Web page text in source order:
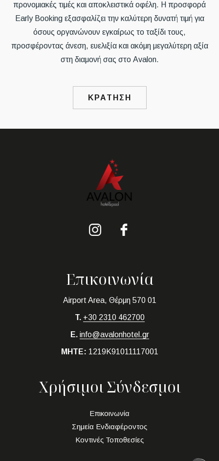
προνομιακές τιμές και αποκλειστικά οφέλη. Η προσφορά
Early Booking εξασφαλίζει την καλύτερη δυνατή τιμή για
όσους οργανώνουν εγκαίρως το ταξίδι τους,
προσφέροντας άνεση, ευελιξία και ακόμη μεγαλύτερη αξία
στη διαμονή σας στο Avalon.
ΚΡΑΤΗΣΗ
Επικοινωνία
Airport Area, Θέρμη 570 01
T. +30 2310 462700
E. info@avalonhotel.gr
MHTE: 1219K91011117001
Χρήσιμοι Σύνδεσμοι
Επικοινωνία
Σημεία Ενδιαφέροντος
Κοντινές Τοποθεσίες